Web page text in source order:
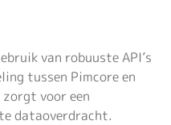
van robuuste API’s
tussen Pimcore en
voor een
dataoverdracht.